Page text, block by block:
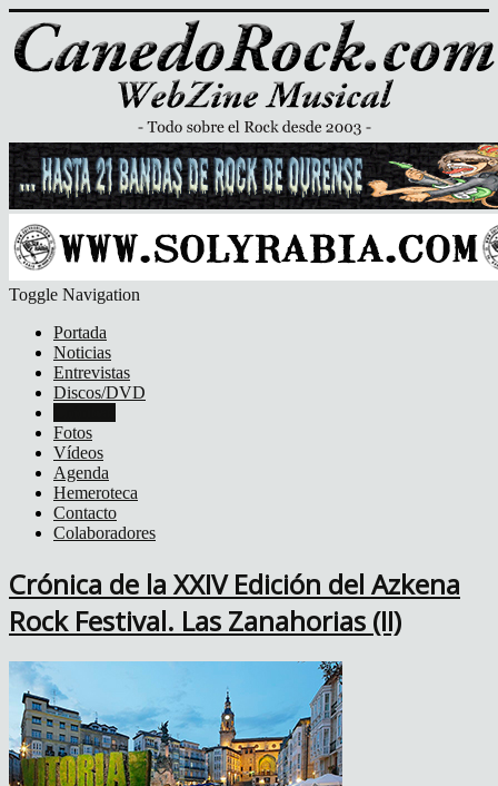
Toggle Navigation
Portada
Noticias
Entrevistas
Discos/DVD
Fotos
Vídeos
Agenda
Hemeroteca
Contacto
Colaboradores
Crónica de la XXIV Edición del Azkena
Rock Festival. Las Zanahorias (II)